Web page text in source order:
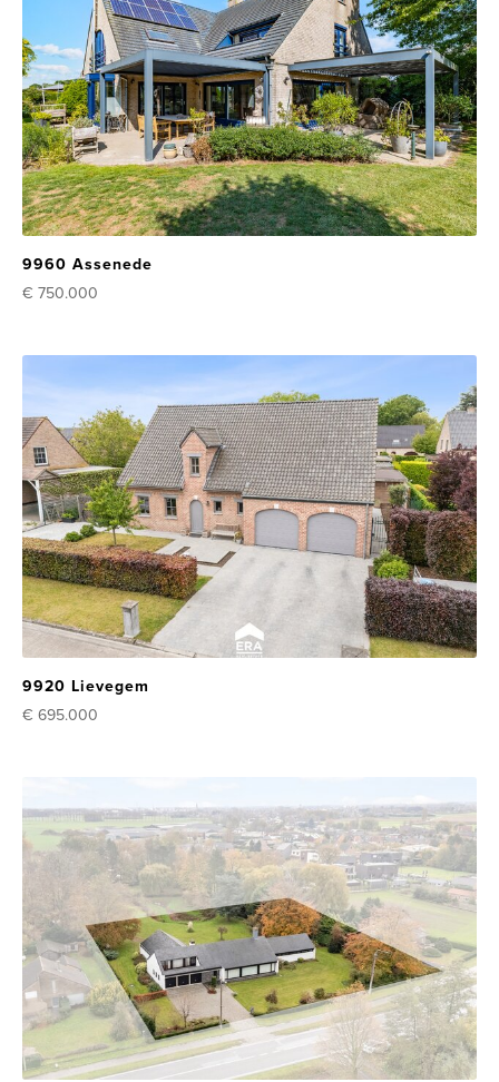
9960 Assenede
€ 750.000
9920 Lievegem
€ 695.000